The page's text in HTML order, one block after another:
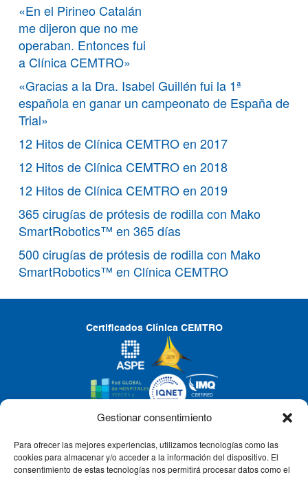
Gestionar consentimiento
Para ofrecer las mejores experiencias, utilizamos tecnologías como las
cookies para almacenar y/o acceder a la información del dispositivo. El
consentimiento de estas tecnologías nos permitirá procesar datos como el
«En el Pirineo Catalán
me dijeron que no me
operaban. Entonces fui
a Clínica CEMTRO»
«Gracias a la Dra. Isabel Guillén fui la 1ª
española en ganar un campeonato de España de
Trial»
12 Hitos de Clínica CEMTRO en 2017
12 Hitos de Clínica CEMTRO en 2018
12 Hitos de Clínica CEMTRO en 2019
365 cirugías de prótesis de rodilla con Mako
SmartRobotics™ en 365 días
500 cirugías de prótesis de rodilla con Mako
SmartRobotics™ en Clínica CEMTRO
Certificados Clínica CEMTRO
CLÍNICA CEMTRO